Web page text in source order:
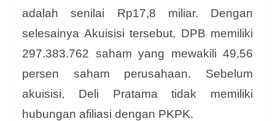
adalah senilai Rp17,8 miliar. Dengan
selesainya Akuisisi tersebut, DPB memiliki
297.383.762 saham yang mewakili 49,56
persen saham perusahaan. Sebelum
akuisisi, Deli Pratama tidak memiliki
hubungan afiliasi dengan PKPK.